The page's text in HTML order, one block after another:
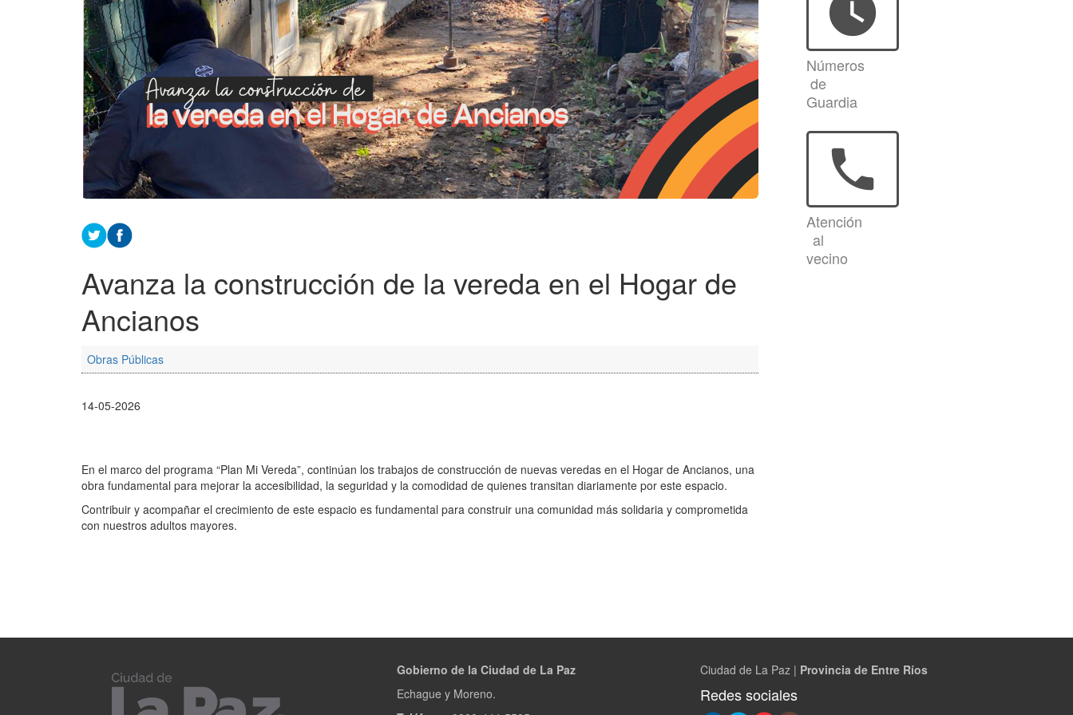
Avanza la construcción de la vereda en el Hogar de
Ancianos
Obras Públicas
14-05-2026
En el marco del programa “Plan Mi Vereda”, continúan los trabajos de construcción de nuevas veredas en el Hogar de Ancianos, una
obra fundamental para mejorar la accesibilidad, la seguridad y la comodidad de quienes transitan diariamente por este espacio.
Contribuir y acompañar el crecimiento de este espacio es fundamental para construir una comunidad más solidaria y comprometida
con nuestros adultos mayores.
watch_later
Números
de
Guardia
phone
Atención
al
vecino
Gobierno de la Ciudad de La Paz
Echague y Moreno.
Ciudad de La Paz | Provincia de Entre Ríos
Redes sociales